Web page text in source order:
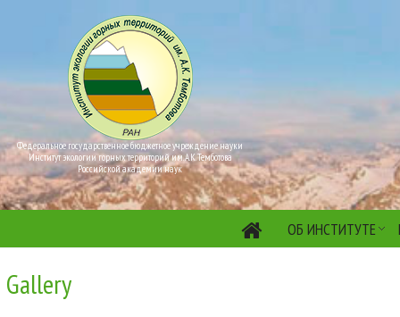
Федеральное государственное бюджетное учреждение науки
Институт экологии горных территорий им. А.К. Темботова
Российской академии наук
ОБ ИНСТИТУТЕ
Gallery